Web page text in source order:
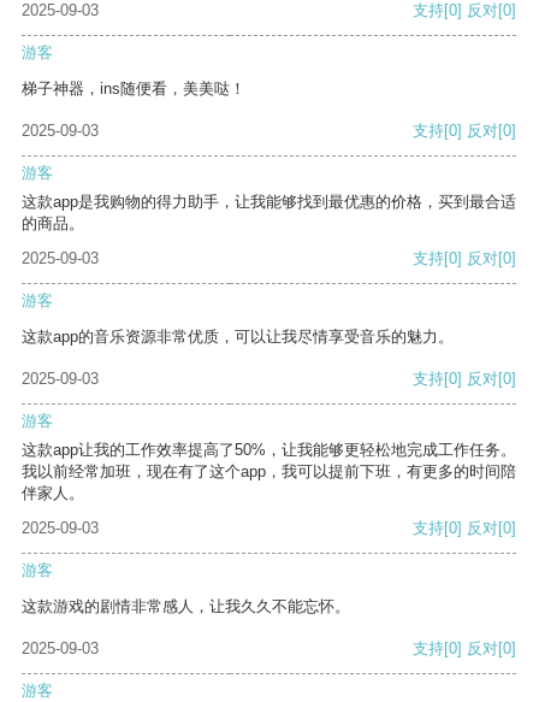
2025-09-03 支持[0] 反对[0]
游客
梯子神器，ins随便看，美美哒！
2025-09-03 支持[0] 反对[0]
游客
这款app是我购物的得力助手，让我能够找到最优惠的价格，买到最合适
的商品。
2025-09-03
支持[0] 反对[0]
游客
这款app的音乐资源非常优质，可以让我尽情享受音乐的魅力。
2025-09-03 支持[0] 反对[0]
游客
这款app让我的工作效率提高了50%，让我能够更轻松地完成工作任务。
我以前经常加班，现在有了这个app，我可以提前下班，有更多的时间陪
伴家人。
2025-09-03
支持[0] 反对[0]
游客
这款游戏的剧情非常感人，让我久久不能忘怀。
2025-09-03 支持[0] 反对[0]
游客